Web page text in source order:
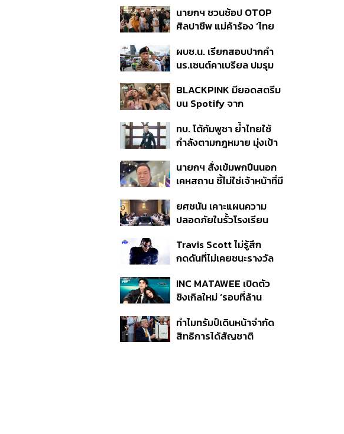
นายกฯ ชวนช้อป OTOP
ศิลปาชีพ แม่ค้าร้อง ‘ไทย
ถามมีต่อไหม นายกฯ ตอบ
‘เดี๋ยวจะพยายาม’
ผบช.น. เรียกสอบปากคำ
นร.เซนต์คาเบรียล ปมรุม
ดำเนินคดีแล้ว
BLACKPINK มียอดสตรีม
บน Spotify จาก
ครั้ง ตลอด 10 ปีที่ผ่านมา
ทบ. โต้กัมพูชา ย้ำไทยใช้
กำลังตามกฎหมาย มุ่งเป้า
หายไทยไม่อาจลบด้วย
ข้อมูลบิดเบือน
นายกฯ สั่งเข้มพกปืนนอก
เคหสถาน ชี้ไม่ใช่เจ้าหน้าที่มี
ก่อเหตุ เจ้าของร่วมรับผิด
ยศชนัน เคาะแผนความ
ปลอดภัยในรั้วโรงเรียน
ดูแล-คุมเข้มคัดกรองสิ่ง
ผิดกฎหมาย
Travis Scott ไม่รู้สึก
กดดันที่ไม่เคยชนะรางวัล
แล้ว 10 ครั้ง
INC MATAWEE เปิดตัว
ซิงเกิลใหม่ ‘รอบที่ล้าน
มาแสดงในมิวสิกวิดีโอ
ทำไมทรัมป์เดินหน้าจำกัด
สิทธิการได้สัญชาติ